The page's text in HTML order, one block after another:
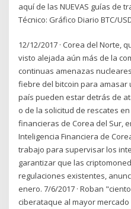
aquí de las NUEVAS guías de
Técnico: Gráfico Diario BTC/
12/12/2017 · Corea del Norte,
visto alejada aún más de la
continuas amenazas
fiebre del bitcoin para amasar
país pueden estar detrás de
o de la solicitud de rescates
financieras de Corea del Sur,
Inteligencia Financiera de
trabajo para supervisar los
garantizar que las
regulaciones existentes,
enero. 7/6/2017 · Roban
ciberataque al mayor